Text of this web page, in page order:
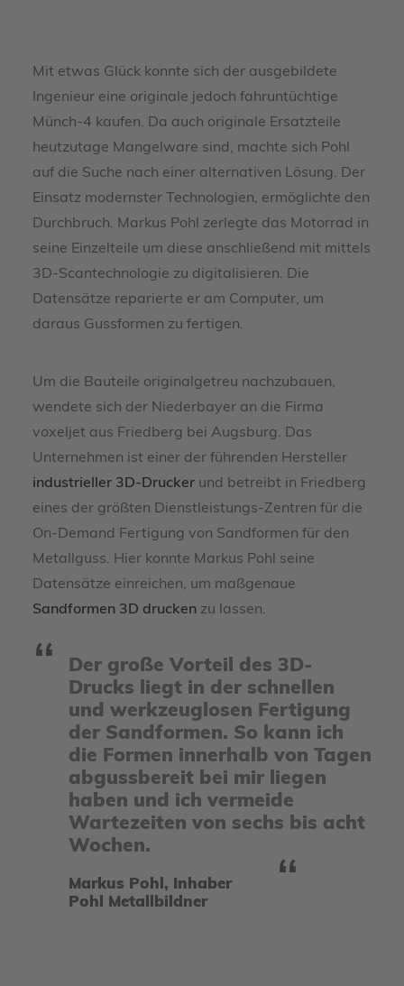
Mit etwas Glück konnte sich der ausgebildete
Ingenieur eine originale jedoch fahruntüchtige
Münch-4 kaufen. Da auch originale Ersatzteile
heutzutage Mangelware sind, machte sich Pohl
auf die Suche nach einer alternativen Lösung. Der
Einsatz modernster Technologien, ermöglichte den
Durchbruch. Markus Pohl zerlegte das Motorrad in
seine Einzelteile um diese anschließend mit mittels
3D-Scantechnologie zu digitalisieren. Die
Datensätze reparierte er am Computer, um
daraus Gussformen zu fertigen.
Um die Bauteile originalgetreu nachzubauen,
wendete sich der Niederbayer an die Firma
voxeljet aus Friedberg bei Augsburg. Das
Unternehmen ist einer der führenden Hersteller
industrieller 3D-Drucker und betreibt in Friedberg
eines der größten Dienstleistungs-Zentren für die
On-Demand Fertigung von Sandformen für den
Metallguss. Hier konnte Markus Pohl seine
Datensätze einreichen, um maßgenaue
Sandformen 3D drucken zu lassen.
Der große Vorteil des 3D-
Drucks liegt in der schnellen
und werkzeuglosen Fertigung
der Sandformen. So kann ich
die Formen innerhalb von Tagen
abgussbereit bei mir liegen
haben und ich vermeide
Wartezeiten von sechs bis acht
Wochen.
Markus Pohl, Inhaber
Pohl Metallbildner